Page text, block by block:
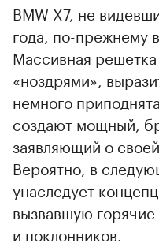
BMW X7, не
года, по-прежнему
Массивная
«ноздрями»,
немного
создают мощный,
заявляющий о
Вероятно, в
унаследует
вызвавшую
и поклонников.